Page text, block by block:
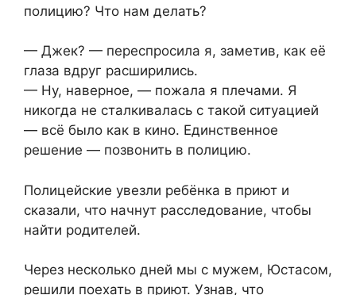
полицию? Что нам делать?
— Джек? — переспросила я, заметив, как её
глаза вдруг расширились.
— Ну, наверное, — пожала я плечами. Я
никогда не сталкивалась с такой ситуацией
— всё было как в кино. Единственное
решение — позвонить в полицию.
Полицейские увезли ребёнка в приют и
сказали, что начнут расследование, чтобы
найти родителей.
Через несколько дней мы с мужем, Юстасом,
решили поехать в приют. Узнав, что